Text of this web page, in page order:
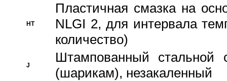
HT
Пластичная смазка на
NLGI 2, для интервала
количество)
J
Штампованный стальной
(шарикам), незакаленный